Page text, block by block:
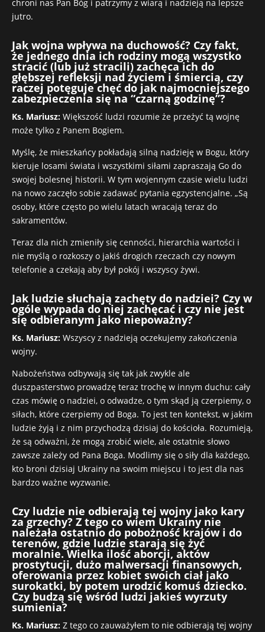
chroni nas Pan Bóg i patrzymy z wiarą i nadzieją na lepsze
jutro.
Jak wojna wpływa na duchowość? Czy fakt,
że jednego dnia ich rodziny mogą wszystko
stracić (lub już stracili) zachęca ich do
głębszej refleksji nad życiem i śmiercią, czy
raczej potęguje chęć do jak najmocniejszego
zabezpieczenia się na “czarną godzinę”?
Ks. Mariusz: Większość ludzi rozumie że przeżyć tą wojnę
może tylko z Panem Bogiem.
Myślę, że mieszkańcy pokładają silną nadzieję w Bogu, który
kieruje losami świata i wszystkimi siłami zapraszają Go do
swojej bolesnej historii. W tym wojennym czasie wielu ludzi
na nowo zaczęło sobie zadawać pytania egzystencjalne. „Są
osoby, które często po wielu latach wracają teraz do
sakramentów.
Teraz dla nich zmieniły się cenności, hierarchia wartości i
nie myślą o rozkoszy o jakiś drogich rzeczach czy nowym
telefonie a czekają aby był pokój i wszyscy żywi.
Jak ludzie słuchają zachęty do nadziei? Czy w
ogóle wypada do niej zachęcać i czy nie jest
się odbieranym jako niepoważny?
Ks. Mariusz: Wszyscy z nadzieją oczekujemy zakończenia
wojny.
Nabożeństwa odbywają się tak jak zwykle ale
duszpasterstwo prowadzę teraz trochę w innym duchu: cały
czas mówię o nadziei, o odwadze, o tym skąd ją czerpiemy, o
siłach, które czerpiemy od Boga. To jest ten kontekst, w jakim
ludzie żyją i z nim przychodzą dzisiaj do kościoła. Rozumieją,
że są odważni, że mogą zrobić wiele, ale ostatnie słowo
zawsze zależy od Pana Boga. Modlimy się o siły dla każdego,
kto broni dzisiaj Ukrainy na swoim miejscu i to jest dla nas
bardzo ważne wyzwanie.
Czy ludzie nie odbierają tej wojny jako kary
za grzechy? Z tego co wiem Ukrainy nie
należała ostatnio do pobożność krajów i do
terenów, gdzie ludzie starają się żyć
moralnie. Wielka ilość aborcji, aktów
prostytucji, dużo malwersacji finansowych,
oferowania przez kobiet swoich ciał jako
surokatki, by potem urodzić komuś dziecko.
Czy budzą się wśród ludzi jakieś wyrzuty
sumienia?
Ks. Mariusz: Z tego co zauważyłem to nie odbierają tej wojny